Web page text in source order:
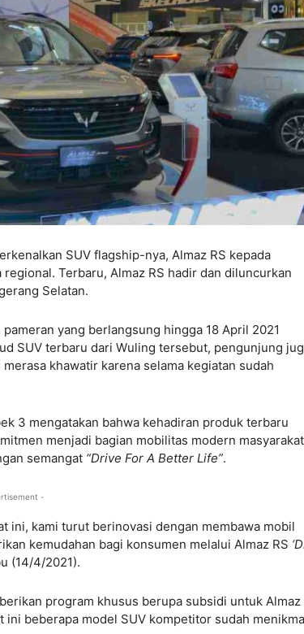
SUV flagship-nya, Almaz RS kepada
Terbaru, Almaz RS hadir dan diluncurkan
Selatan.
yang berlangsung hingga 18 April 2021
SUV terbaru dari Wuling tersebut, pengunjung
khawatir karena selama kegiatan sudah
3 mengatakan bahwa kehadiran produk terbaru
menjadi bagian mobilitas modern masyarakat
semangat “Drive For A Better Life”.
-
ini, kami turut berinovasi dengan membawa mobil
kemudahan bagi konsumen melalui Almaz RS
(14/4/2021).
program khusus berupa subsidi untuk Almaz
beberapa model SUV kompetitor sudah